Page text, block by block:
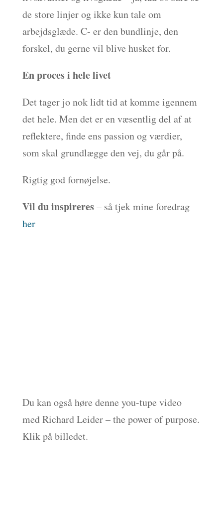
de store linjer og ikke kun tale om
arbejdsglæde. C- er den bundlinje, den
forskel, du gerne vil blive husket for.
En proces i hele livet
Det tager jo nok lidt tid at komme igennem
det hele. Men det er en væsentlig del af at
reflektere, finde ens passion og værdier,
som skal grundlægge den vej, du går på.
Rigtig god fornøjelse.
Vil du inspireres– så tjek mine foredrag
her
Du kan også høre denne you-tupe video
med Richard Leider – the power of purpose.
Klik på billedet.